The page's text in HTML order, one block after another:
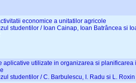
economice a unitatilor agricole
studentilor / Ioan Cainap, Ioan Batrâncea si
aplicative utilizate in organizarea si planificarea
studentilor / C. Barbulescu, I. Radu si L. Roxin